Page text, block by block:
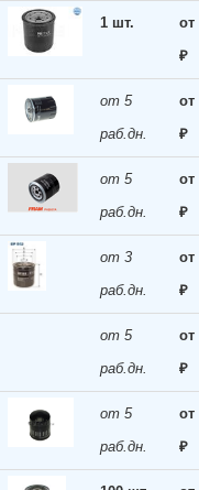
1 шт.
от
₽
от 5
раб.дн.
от
₽
от 5
раб.дн.
от
₽
от 3
раб.дн.
от
₽
от 5
раб.дн.
от
₽
от 5
раб.дн.
от
₽